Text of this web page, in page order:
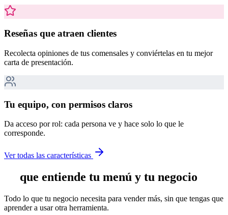
Reseñas que atraen clientes
Recolecta opiniones de tus comensales y conviértelas en tu mejor
carta de presentación.
Tu equipo, con permisos claros
Da acceso por rol: cada persona ve y hace solo lo que le
corresponde.
Ver todas las características
que entiende tu menú y tu negocio
Todo lo que tu negocio necesita para vender más, sin que tengas que
aprender a usar otra herramienta.